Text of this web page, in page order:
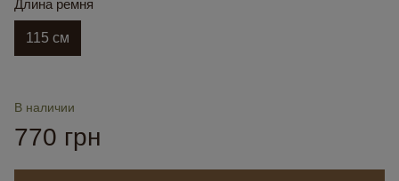
Длина ремня
115 см
В наличии
770 грн